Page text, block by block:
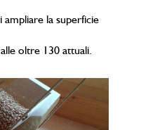
ampliare la superficie
oltre 130 attuali.